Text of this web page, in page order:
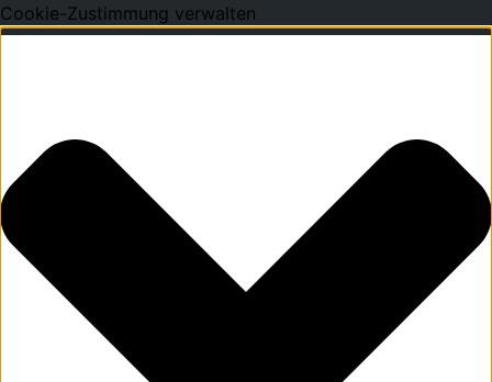
Cookie-Zustimmung verwalten